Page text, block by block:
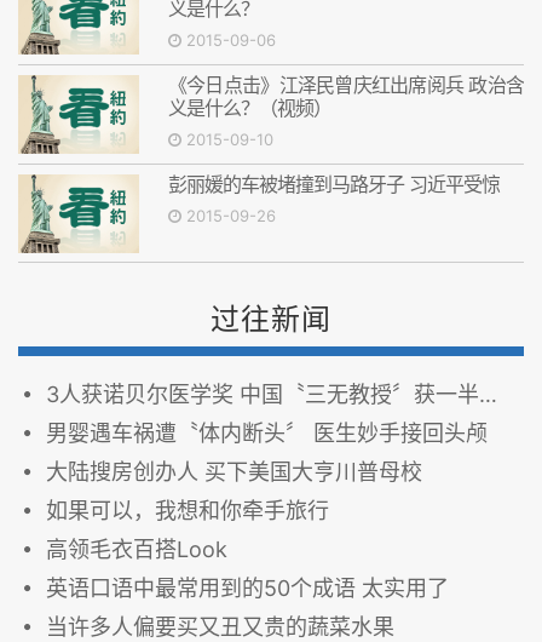
义是什么？
2015-09-06
《今日点击》江泽民曾庆红出席阅兵 政治含
义是什么？（视频）
2015-09-10
彭丽媛的车被堵撞到马路牙子 习近平受惊
2015-09-26
过往新闻
3人获诺贝尔医学奖 中国〝三无教授〞获一半奖金
男婴遇车祸遭〝体内断头〞 医生妙手接回头颅
大陆搜房创办人 买下美国大亨川普母校
如果可以，我想和你牵手旅行
高领毛衣百搭Look
英语口语中最常用到的50个成语 太实用了
当许多人偏要买又丑又贵的蔬菜水果